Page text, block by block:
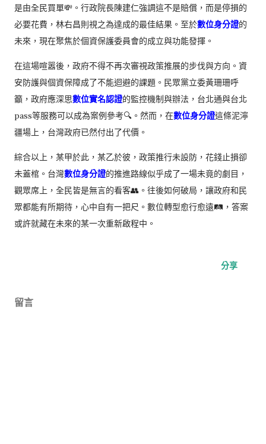
是由全民買單💸。行政院長陳建仁強調這不是賠償，而是停損的
必要花費，林右昌則視之為達成的最佳結果。至於數位身分證的
未來，現在聚焦於個資保護委員會的成立與功能發揮。
在這場喧嚣後，政府不得不再次審視政策推展的步伐與方向。資
安防護與個資保障成了不能迴避的課題。民眾黨立委黃珊珊呼
籲，政府應深思數位實名認證的監控機制與辦法，台北通與台北
pass等服務可以成為案例參考🔍。然而，在數位身分證這條泥濘
疆場上，台灣政府已然付出了代價。
綜合以上，某甲於此，某乙於彼，政策推行未設防，花錢止損卻
未蓋棺。台灣數位身分證的推進路線似乎成了一場未竟的劇目，
觀眾席上，全民皆是無言的看客👥。往後如何破局，讓政府和民
眾都能有所期待，心中自有一把尺。數位轉型愈行愈遠🛤️，答案
或許就藏在未來的某一次重新啟程中。
分享
留言